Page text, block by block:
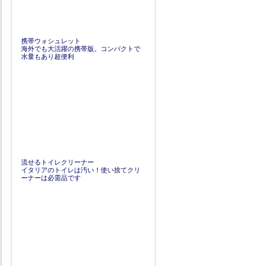
携帯ウォシュレット
海外でも大活躍の携帯版。コンパクトで
水量もあり超便利
流せるトイレクリーナー
イタリアのトイレは汚い！使い捨てクリ
ーナーは必需品です